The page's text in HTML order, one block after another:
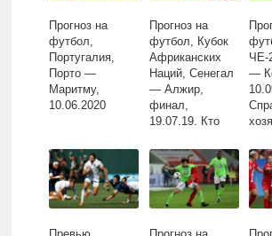
Прогноз на
футбол,
Португалия,
Порто —
Маритму,
10.06.2020
Прогноз на
футбол, Кубок
Африканских
Наций, Сенегал
— Алжир,
финал,
19.07.19. Кто
в
непредсказуемо
м финале?
ЧЕ-
—
м